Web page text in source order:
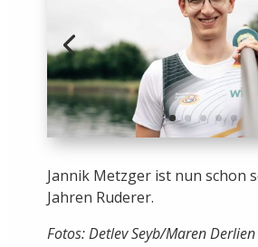
Jannik Metzger ist nun schon
Jahren Ruderer.
Fotos: Detlev Seyb/Maren Derlien